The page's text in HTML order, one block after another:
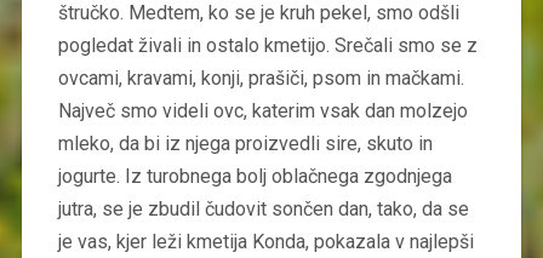
štručko. Medtem, ko se je kruh pekel, smo odšli
pogledat živali in ostalo kmetijo. Srečali smo se z
ovcami, kravami, konji, prašiči, psom in mačkami.
Največ smo videli ovc, katerim vsak dan molzejo
mleko, da bi iz njega proizvedli sire, skuto in
jogurte. Iz turobnega bolj oblačnega zgodnjega
jutra, se je zbudil čudovit sončen dan, tako, da se
je vas, kjer leži kmetija Konda, pokazala v najlepši